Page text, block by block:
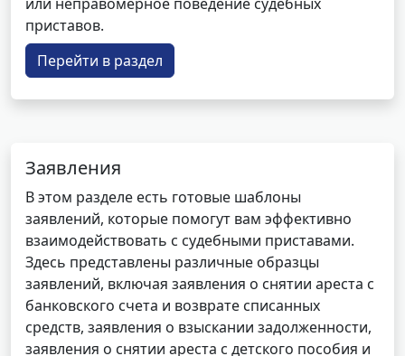
приставов.
Перейти в раздел
Заявления
В этом разделе есть готовые шаблоны
заявлений, которые помогут вам эффективно
взаимодействовать с судебными приставами.
Здесь представлены различные образцы
заявлений, включая заявления о снятии ареста с
банковского счета и возврате списанных
средств, заявления о взыскании задолженности,
заявления о снятии ареста с детского пособия и